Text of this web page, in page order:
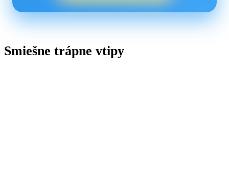
Smiešne trápne vtipy